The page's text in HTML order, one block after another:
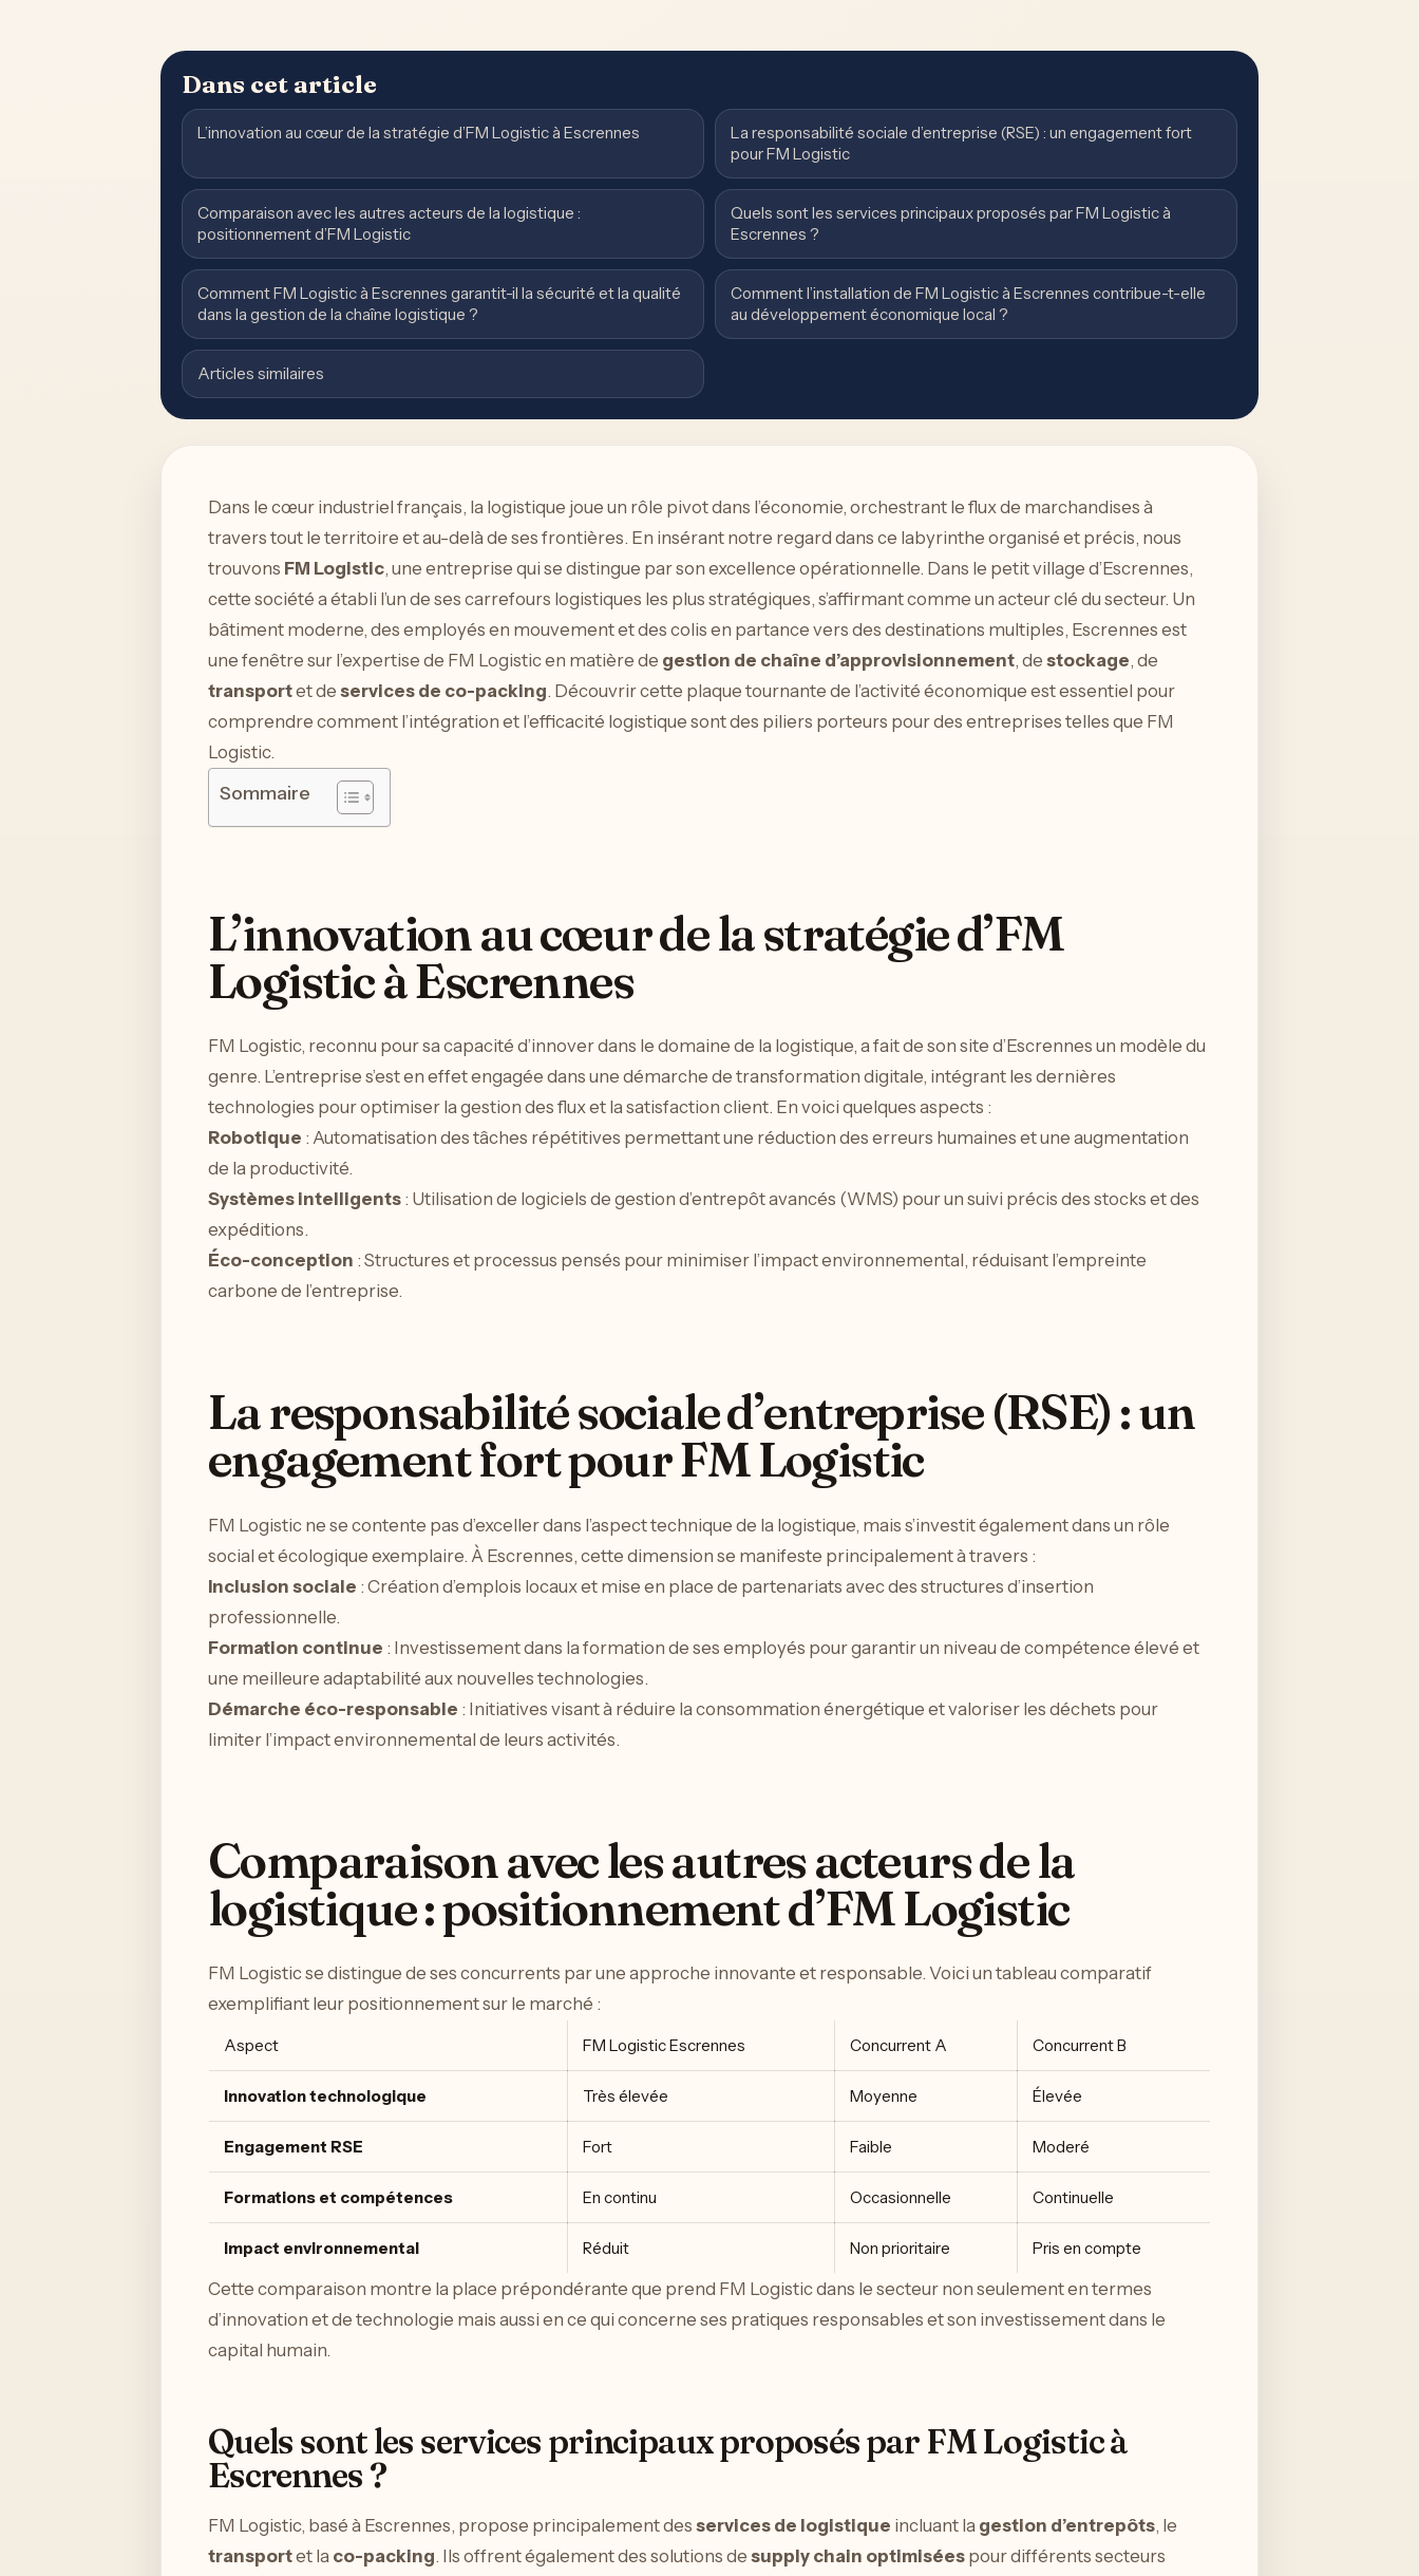
Dans cet article
L’innovation au cœur de la stratégie d’FM Logistic à Escrennes
La responsabilité sociale d’entreprise (RSE) : un engagement fort
pour FM Logistic
Comparaison avec les autres acteurs de la logistique :
positionnement d’FM Logistic
Quels sont les services principaux proposés par FM Logistic à
Escrennes ?
Comment FM Logistic à Escrennes garantit-il la sécurité et la qualité
dans la gestion de la chaîne logistique ?
Comment l’installation de FM Logistic à Escrennes contribue-t-elle
au développement économique local ?
Articles similaires
Dans le cœur industriel français, la logistique joue un rôle pivot dans l’économie, orchestrant le flux de marchandises à
travers tout le territoire et au-delà de ses frontières. En insérant notre regard dans ce labyrinthe organisé et précis, nous
trouvons FM Logistic, une entreprise qui se distingue par son excellence opérationnelle. Dans le petit village d’Escrennes,
cette société a établi l’un de ses carrefours logistiques les plus stratégiques, s’affirmant comme un acteur clé du secteur. Un
bâtiment moderne, des employés en mouvement et des colis en partance vers des destinations multiples, Escrennes est
une fenêtre sur l’expertise de FM Logistic en matière de gestion de chaîne d’approvisionnement, de stockage, de
transportet de services de co-packing. Découvrir cette plaque tournante de l’activité économique est essentiel pour
comprendre comment l’intégration et l’efficacité logistique sont des piliers porteurs pour des entreprises telles que FM
Logistic.
Sommaire
L’innovation au cœur de la stratégie d’FM
Logistic à Escrennes
FM Logistic, reconnu pour sa capacité d’innover dans le domaine de la logistique, a fait de son site d’Escrennes un modèle du
genre. L’entreprise s’est en effet engagée dans une démarche de transformation digitale, intégrant les dernières
technologies pour optimiser la gestion des flux et la satisfaction client. En voici quelques aspects :
Robotique : Automatisation des tâches répétitives permettant une réduction des erreurs humaines et une augmentation
de la productivité.
Systèmes intelligents : Utilisation de logiciels de gestion d’entrepôt avancés (WMS) pour un suivi précis des stocks et des
expéditions.
Éco-conception : Structures et processus pensés pour minimiser l’impact environnemental, réduisant l’empreinte
carbone de l’entreprise.
La responsabilité sociale d’entreprise (RSE) : un
engagement fort pour FM Logistic
FM Logistic ne se contente pas d’exceller dans l’aspect technique de la logistique, mais s’investit également dans un rôle
social et écologique exemplaire. À Escrennes, cette dimension se manifeste principalement à travers :
Inclusion sociale : Création d’emplois locaux et mise en place de partenariats avec des structures d’insertion
professionnelle.
Formation continue : Investissement dans la formation de ses employés pour garantir un niveau de compétence élevé et
une meilleure adaptabilité aux nouvelles technologies.
Démarche éco-responsable : Initiatives visant à réduire la consommation énergétique et valoriser les déchets pour
limiter l’impact environnemental de leurs activités.
Comparaison avec les autres acteurs de la
logistique : positionnement d’FM Logistic
FM Logistic se distingue de ses concurrents par une approche innovante et responsable. Voici un tableau comparatif
exemplifiant leur positionnement sur le marché :
Aspect FM Logistic Escrennes Concurrent A Concurrent B
Innovation technologique Très élevée Moyenne Élevée
Engagement RSE Fort Faible Moderé
Formations et compétences En continu Occasionnelle Continuelle
Impact environnemental Réduit Non prioritaire Pris en compte
Cette comparaison montre la place prépondérante que prend FM Logistic dans le secteur non seulement en termes
d’innovation et de technologie mais aussi en ce qui concerne ses pratiques responsables et son investissement dans le
capital humain.
Quels sont les services principaux proposés par FM Logistic à
Escrennes ?
FM Logistic, basé à Escrennes, propose principalement des services de logistique incluant la gestion d’entrepôts, le
transportet la co-packing. Ils offrent également des solutions de supply chain optimisées pour différents secteurs